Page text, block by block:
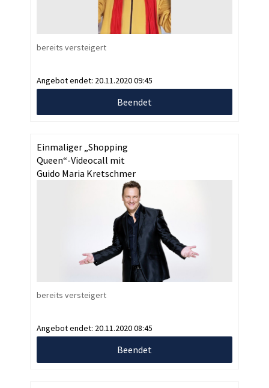
bereits versteigert
Angebot endet: 20.11.2020 09:45
Beendet
Einmaliger „Shopping
Queen“-Videocall mit
Guido Maria Kretschmer
bereits versteigert
Angebot endet: 20.11.2020 08:45
Beendet